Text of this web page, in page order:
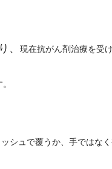
、
現在抗がん剤治療を受
シュで覆うか、手ではな